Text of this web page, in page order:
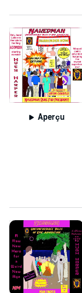
Aperçu